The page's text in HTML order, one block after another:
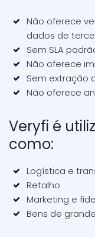
Não oferece
dados de
Sem SLA
Não oferece
Sem extração
Não oferece
Veryfi é
como:
Logística e
Retalho
Marketing e
Bens de